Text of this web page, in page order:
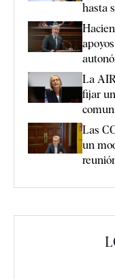
hasta
La
fijar
Las
un